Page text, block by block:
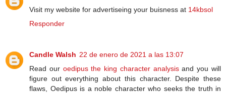
Visit my website for advertiseing your buisness at 14kbsol
Responder
Candle Walsh 22 de enero de 2021 a las 13:07
Read our oedipus the king character analysisand you will
figure out everything about this character. Despite these
flaws, Oedipus is a noble character who seeks the truth in